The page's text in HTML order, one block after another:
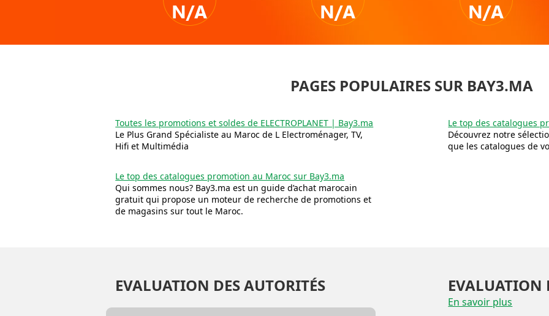
N/A N/A N/A
PAGES POPULAIRES SUR BAY3.MA
Toutes les promotions et soldes de ELECTROPLANET | Bay3.ma
Le Plus Grand Spécialiste au Maroc de L Electroménager, TV,
Hifi et Multimédia
Le top des catalogues
Découvrez notre
que les catalogues de
Le top des catalogues promotion au Maroc sur Bay3.ma
Qui sommes nous? Bay3.ma est un guide d’achat marocain
gratuit qui propose un moteur de recherche de promotions et
de magasins sur tout le Maroc.
EVALUATION DES AUTORITÉS EVALUATION
En savoir plus